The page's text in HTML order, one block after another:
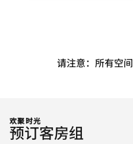
请注意：所有空
欢聚时光
预订客房组